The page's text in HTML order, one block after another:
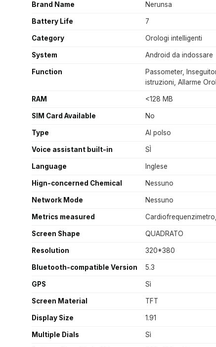
Brand Name Nerunsa
Battery Life 7
Category Orologi intelligenti
System Android da indossare
Function
Passometer,
istruzioni, Allarme
RAM <128 MB
SIM Card Available No
Type Al polso
Voice assistant built-in SÌ
Language Inglese
Hign-concerned Chemical Nessuno
Network Mode Nessuno
Metrics measured
Screen Shape QUADRATO
Resolution 320*380
Bluetooth-compatible Version 5.3
GPS Sì
Screen Material TFT
Display Size 1.91
Multiple Dials Sì